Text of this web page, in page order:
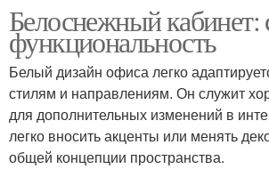
Белоснежный кабинет:
функциональность
Белый дизайн офиса легко
стилям и направлениям. Он служит
для дополнительных изменений в
легко вносить акценты или менять
общей концепции пространства.